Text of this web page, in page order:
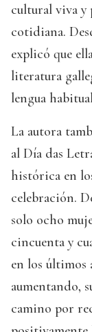
cultural viva y
cotidiana.
explicó que
literatura
lengua
La autora
al Día das
histórica en
celebración.
solo ocho
cincuenta y
en los últimos
aumentando,
camino por